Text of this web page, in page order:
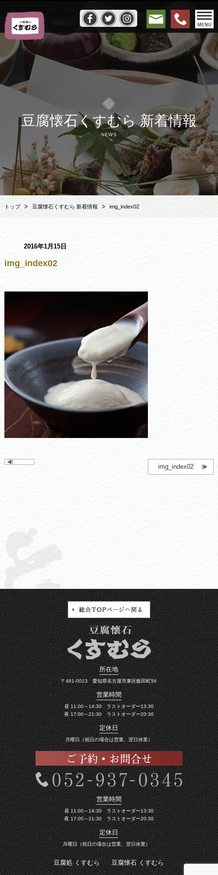
豆腐懐石くすむら 新着情報
NEWS
トップ 豆腐懐石くすむら 新着情報 img_index02
2016年1月15日
img_index02
img_index02
所在地
〒461-0013 愛知県名古屋市東区飯田町56
営業時間
昼 11:00～14:30 ラストオーダー13:30
夜 17:00～21:30 ラストオーダー20:30
定休日
月曜日（祝日の場合は営業、翌日休業）
営業時間
昼 11:00～14:30 ラストオーダー13:30
夜 17:00～21:30 ラストオーダー20:30
定休日
月曜日（祝日の場合は営業、翌日休業）
豆腐処 くすむら 豆腐懐石 くすむら